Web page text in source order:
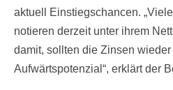
aktuell Einstiegschancen.
notieren derzeit unter ihrem
damit, sollten die Zinsen
Aufwärtspotenzial“, erklärt der